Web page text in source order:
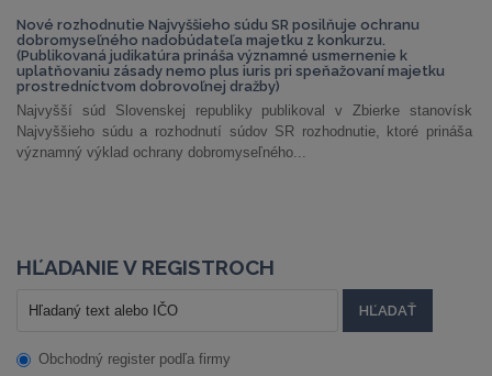
Nové rozhodnutie Najvyššieho súdu SR posilňuje ochranu
dobromyseľného nadobúdateľa majetku z konkurzu.
(Publikovaná judikatúra prináša významné usmernenie k
uplatňovaniu zásady nemo plus iuris pri speňažovaní majetku
prostredníctvom dobrovoľnej dražby)
Najvyšší súd Slovenskej republiky publikoval v Zbierke stanovísk
Najvyššieho súdu a rozhodnutí súdov SR rozhodnutie, ktoré prináša
významný výklad ochrany dobromyseľného...
HĽADANIE V REGISTROCH
Obchodný register podľa firmy